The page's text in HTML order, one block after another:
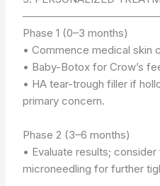
Phase 1 (0–3 months)
• Commence medical skin
• Baby-Botox for Crow’s
• HA tear-trough filler if
primary concern.
Phase 2 (3–6 months)
• Evaluate results;
microneedling for further